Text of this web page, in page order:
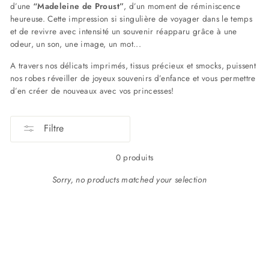
d’une “Madeleine de Proust”, d’un moment de réminiscence
heureuse. Cette impression si singulière de voyager dans le temps
et de revivre avec intensité un souvenir réapparu grâce à une
odeur, un son, une image, un mot...
A travers nos délicats imprimés, tissus précieux et smocks, puissent
nos robes réveiller de joyeux souvenirs d’enfance et vous permettre
d’en créer de nouveaux avec vos princesses!
Filtre
0 produits
Sorry, no products matched your selection